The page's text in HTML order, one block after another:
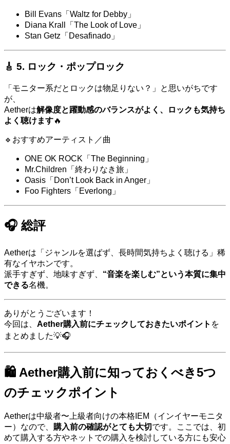
Bill Evans「Waltz for Debby」
Diana Krall「The Look of Love」
Stan Getz「Desafinado」
🎸 5. ロック・ポップロック
「モニター系だとロックは物足りない？」と思いがちです
が、
Aetherは解像度と躍動感のバランスがよく、ロックも気持ち
よく聴けます🔥
🔹おすすめアーティスト／曲
ONE OK ROCK「The Beginning」
Mr.Children「終わりなき旅」
Oasis「Don’t Look Back in Anger」
Foo Fighters「Everlong」
🎧 総評
Aetherは「ジャンルを選ばず、長時間気持ちよく聴ける」稀
有なイヤホンです。
派手すぎず、地味すぎず、 “音楽を楽しむ”という本質に集中
できる名機。
ありがとうございます！
今回は、 Aether購入前にチェックしておきたいポイント を
まとめました💡🎧
🛍️ Aether購入前に知っておくべき5つ
のチェックポイント
Aetherは中級者〜上級者向けの本格IEM（インイヤーモニタ
ー）なので、 購入前の確認がとても大切です。ここでは、初
めて購入する方やネットでの購入を検討している方にも安心